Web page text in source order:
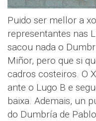
Puido ser mellor a
representantes nas
sacou nada o
Miñor, pero que si
cadros costeiros. O
ante o Lugo B e
baixa. Ademais, un
do Dumbría de